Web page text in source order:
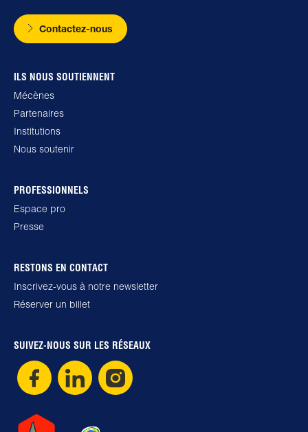
Contactez-nous
ILS NOUS SOUTIENNENT
Mécènes
Partenaires
Institutions
Nous soutenir
PROFESSIONNELS
Espace pro
Presse
RESTONS EN CONTACT
Inscrivez-vous à notre newsletter
Réserver un billet
SUIVEZ-NOUS SUR LES RÉSEAUX